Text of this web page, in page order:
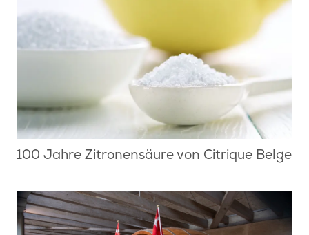
100 Jahre Zitronensäure von Citrique Belge